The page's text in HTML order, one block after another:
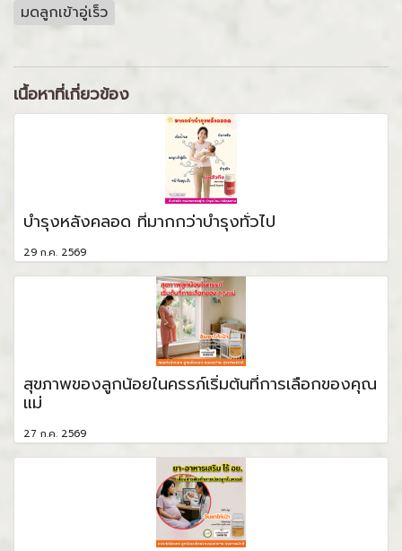
มดลูกเข้าอู่เร็ว
เนื้อหาที่เกี่ยวข้อง
บำรุงหลังคลอด ที่มากกว่าบำรุงทั่วไป
29 ก.ค. 2569
สุขภาพของลูกน้อยในครรภ์เริ่มต้นที่การเลือกของคุณ
แม่
27 ก.ค. 2569